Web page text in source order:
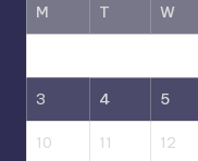
M T W
3 4 5
10 11 12